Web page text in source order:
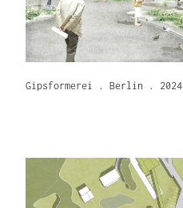
Gipsformerei . Berlin . 2024